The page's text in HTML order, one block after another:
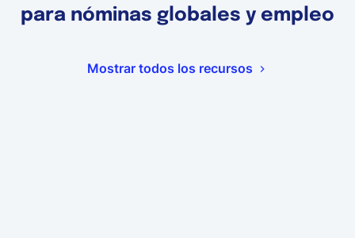
para nóminas globales y empleo
Mostrar todos los recursos